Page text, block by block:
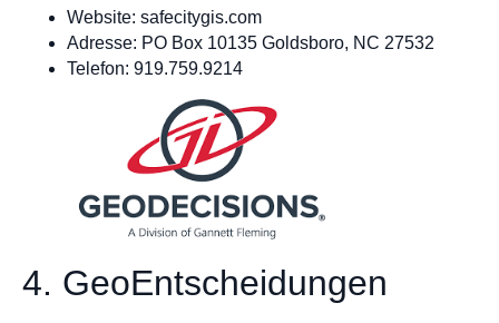
Website: safecitygis.com
Adresse: PO Box 10135 Goldsboro, NC 27532
Telefon: 919.759.9214
4. GeoEntscheidungen